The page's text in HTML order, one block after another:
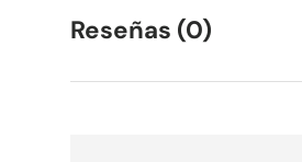
Reseñas (0)